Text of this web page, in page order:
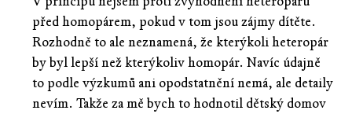
před homopárem, pokud v tom jsou zájmy dítěte.
Rozhodně to ale neznamená, že kterýkoli heteropár
by byl lepší než kterýkoliv homopár. Navíc údajně
to podle výzkumů ani opodstatnění nemá, ale detaily
nevím. Takže za mě bych to hodnotil dětský domov